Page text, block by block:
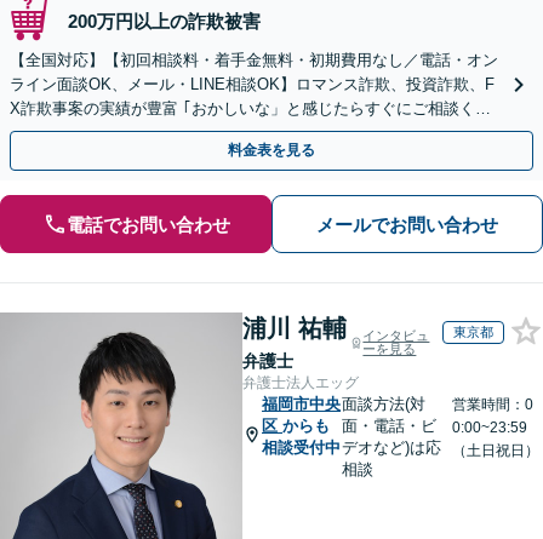
200万円以上の詐欺被害
【全国対応】【初回相談料・着手金無料・初期費用なし／電話・オン
ライン面談OK、メール・LINE相談OK】ロマンス詐欺、投資詐欺、F
X詐欺事案の実績が豊富 ｢おかしいな」と感じたらすぐにご相談くだ
さい。
料金表を見る
電話でお問い合わせ メールでお問い合わせ
浦川 祐輔
弁護士
インタビュ
ーを見る
東京都
弁護士法人エッグ
福岡市中央
区 からも
相談受付中
面談方法(対
面・電話・ビ
デオなど)は応
相談
営業時間：0
0:00~23:59
（土日祝日）